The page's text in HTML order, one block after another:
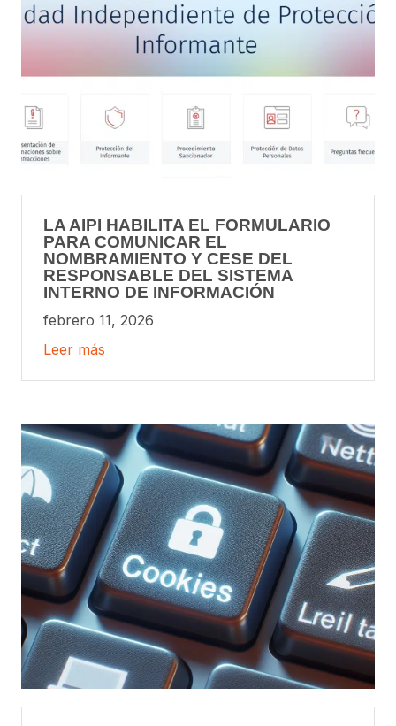
LA AIPI HABILITA EL FORMULARIO
PARA COMUNICAR EL
NOMBRAMIENTO Y CESE DEL
RESPONSABLE DEL SISTEMA
INTERNO DE INFORMACIÓN
febrero 11, 2026
Leer más